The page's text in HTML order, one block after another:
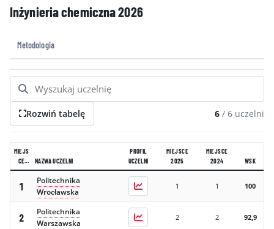
KAPITUŁA
GALERIA
Inżynieria chemiczna2026
Metodologia
Rozwiń tabelę 6 / 6 uczelni
MIEJS
CE
2026
NAZWA UCZELNI
PROFIL
UCZELNI
MIEJSCE
2025
MIEJSCE
2024
WSK
1
Politechnika
Wrocławska
1 1 100
2
Politechnika
Warszawska
2 2 92,9